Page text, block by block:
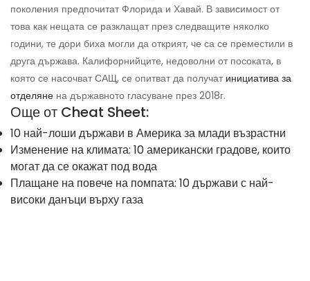
поколения предпочитат Флорида и Хавай. В зависимост от
това как нещата се разклащат през следващите няколко
години, те дори биха могли да открият, че са се преместили в
друга държава. Калифорнийците, недоволни от посоката, в
която се насочват САЩ, се опитват да получат инициатива за
отделяне на държавното гласуване през 2018г.
Още от Cheat Sheet:
10 най-лоши държави в Америка за млади възрастни
Изменение на климата: 10 американски градове, които
могат да се окажат под вода
Плащане на повече на помпата: 10 държави с най-
високи данъци върху газа